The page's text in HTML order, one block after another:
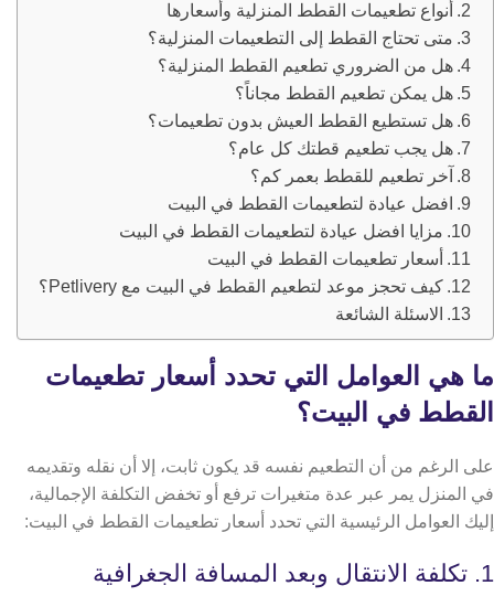
أنواع تطعيمات القطط المنزلية وأسعارها
متى تحتاج القطط إلى التطعيمات المنزلية؟
هل من الضروري تطعيم القطط المنزلية؟
هل يمكن تطعيم القطط مجاناً؟
هل تستطيع القطط العيش بدون تطعيمات؟
هل يجب تطعيم قطتك كل عام؟
آخر تطعيم للقطط بعمر كم؟
افضل عيادة لتطعيمات القطط في البيت
مزايا افضل عيادة لتطعيمات القطط في البيت
أسعار تطعيمات القطط في البيت
كيف تحجز موعد لتطعيم القطط في البيت مع Petlivery؟
الاسئلة الشائعة
ما هي العوامل التي تحدد أسعار تطعيمات
القطط في البيت؟
على الرغم من أن التطعيم نفسه قد يكون ثابت، إلا أن نقله وتقديمه
في المنزل يمر عبر عدة متغيرات ترفع أو تخفض التكلفة الإجمالية،
إليك العوامل الرئيسية التي تحدد أسعار تطعيمات القطط في البيت:
1. تكلفة الانتقال وبعد المسافة الجغرافية